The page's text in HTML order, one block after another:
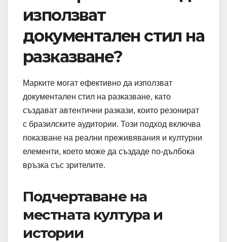
използват
документален стил на
разказване?
Марките могат ефективно да използват
документален стил на разказване, като
създават автентични разкази, които резонират
с бразилските аудитории. Този подход включва
показване на реални преживявания и културни
елементи, което може да създаде по-дълбока
връзка със зрителите.
Подчертаване на
местната култура и
истории